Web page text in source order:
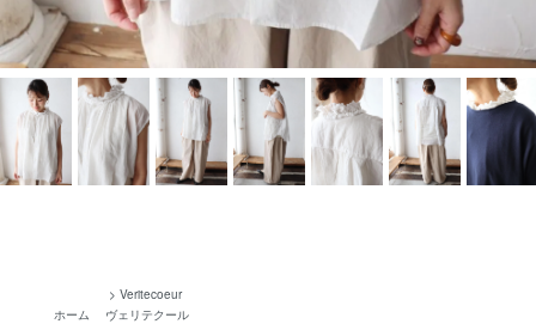
ホーム
> Veritecoeur
ヴェリテクール